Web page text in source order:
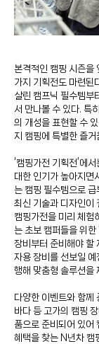
본격적인 캠핑 시즌을
가지 기획전도 마련된
살린 캠프닉 필수템부
서 만나볼 수 있다. 특
의 개성을 표현할 수
지 캠핑에 특별한 즐거
‘캠핑가전 기획전’에
대한 인기가 높아지면
는 캠핑 필수템으로
최신 기술과 디자인이
캠핑가전을 미리 체험
는 초보 캠퍼들을 위한
장비부터 준비해야 할
자용 장비를 선보일 예
행해 맞춤형 솔루션을
다양한 이벤트와 함께
바다 등 고가의 캠핑
품으로 준비되어 있어
혜택을 찾는 N년차 캠